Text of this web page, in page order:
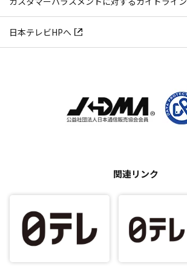
日本テレビHPへ
関連リンク